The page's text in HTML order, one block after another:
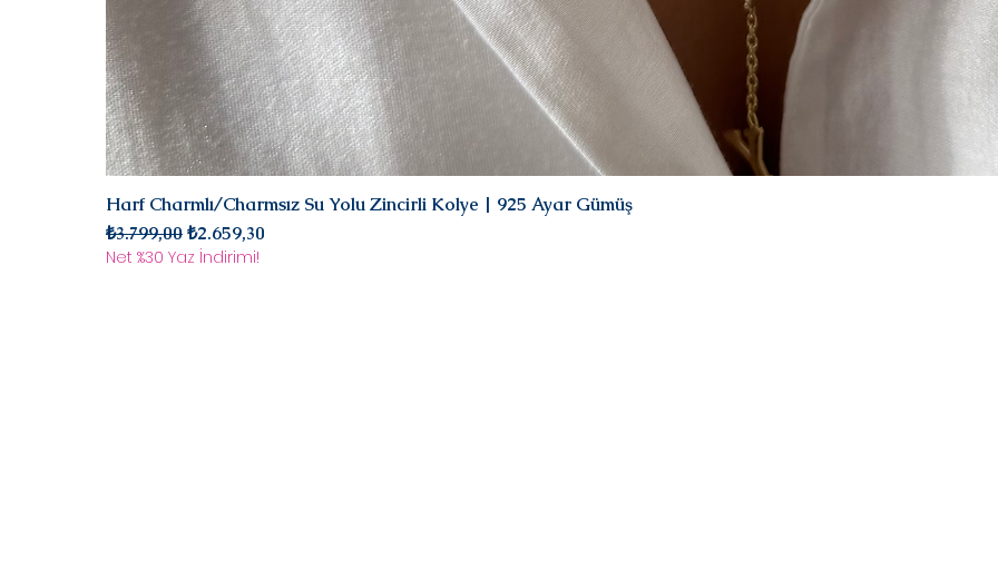
Harf Charmlı/Charmsız Su Yolu Zincirli Kolye | 925 Ayar Gümüş
Normal Fiyat
₺3.799,00İndirimli Fiyat
₺2.659,30
Net %30 Yaz İndirimi!